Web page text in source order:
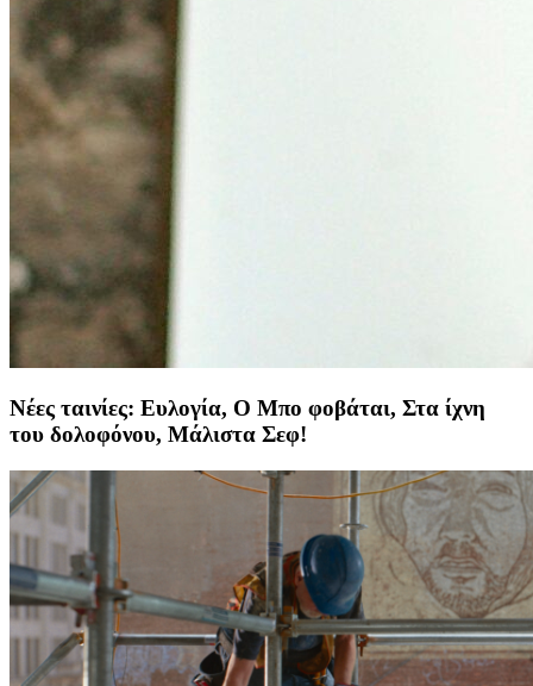
Νέες ταινίες: Ευλογία, Ο Μπο φοβάται, Στα ίχνη
του δολοφόνου, Μάλιστα Σεφ!